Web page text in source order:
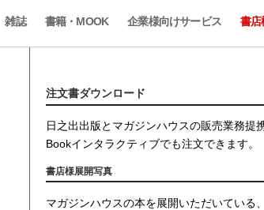
雑誌 書籍・MOOK 企業様向けサービス 書店
注文書ダウンロード
日之出出版とマガジンハウスの販売業務提
Bookインタラクティブでも注文できます。
書店様展開写真
マガジンハウスの本を展開いただいている、